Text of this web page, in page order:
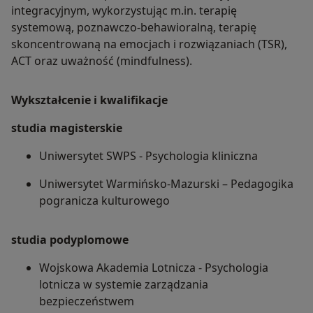
integracyjnym, wykorzystując m.in. terapię
systemową, poznawczo-behawioralną, terapię
skoncentrowaną na emocjach i rozwiązaniach (TSR),
ACT oraz uważność (mindfulness).
Wykształcenie i kwalifikacje
studia magisterskie​​
Uniwersytet SWPS - Psychologia kliniczna
Uniwersytet Warmińsko-Mazurski – Pedagogika
pogranicza kulturowego
studia podyplomowe
Wojskowa Akademia Lotnicza - Psychologia
lotnicza w systemie zarządzania
bezpieczeństwem